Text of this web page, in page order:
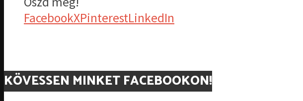
FacebookXPinterestLinkedIn
KÖVESSEN MINKET FACEBOOKON!